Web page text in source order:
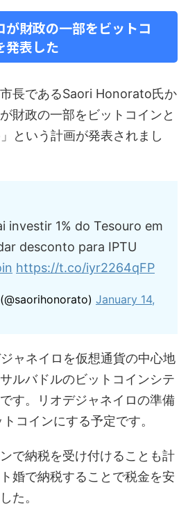
が財政の一部をビットコ
発表した
長であるSaori Honorato氏か
財政の一部をビットコインと
という計画が発表されまし
investir 1% do Tesouro em
desconto para IPTU
https://t.co/iyr2264qFP
January 14,
ャネイロを仮想通貨の中心地
ルバドルのビットコインシテ
す。リオデジャネイロの準備
コインにする予定です。
で納税を受け付けることも計
婚で納税することで税金を安
た。